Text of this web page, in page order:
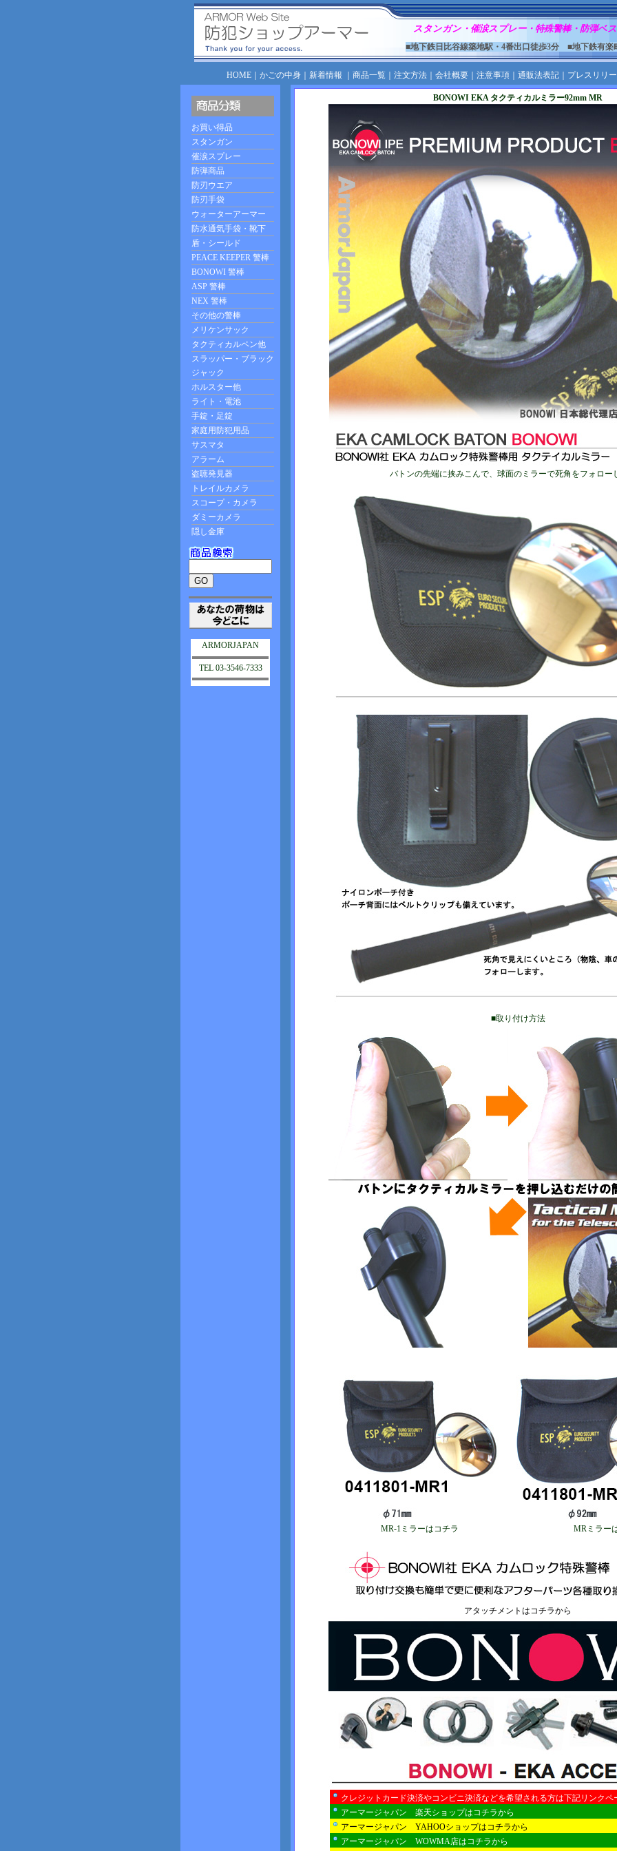
スタンガン・催涙スプレー・特殊警棒・防弾ベ
■地下鉄日比谷線築地駅・4番出口徒歩3分 ■地下鉄有楽
HOME｜ かごの中身｜ 新着情報 商品一覧｜ 注文方法｜ 会社概要｜ 注意事項｜ 通販法表記｜ プレスリリ
ARMORJAPAN
TEL 03-3546-7333
BONOWI EKA タクティカルミラー92mm MR
バトンの先端に挟みこんで、球面のミラーで死角をフォロー
■取り付け方法
MR-1ミラーはコチラ MRミラー
アタッチメントはコチラから
クレジットカード決済やコンビニ決済などを希望される方は下記リンク
アーマージャパン 楽天ショップはコチラから
アーマージャパン YAHOOショップはコチラから
アーマージャパン WOWMA店はコチラから